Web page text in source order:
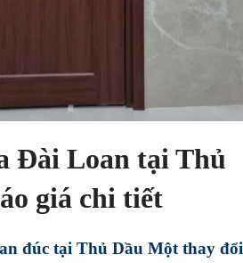
Đài Loan tại Thủ
giá chi tiết
đúc tại Thủ Dầu Một thay đổi